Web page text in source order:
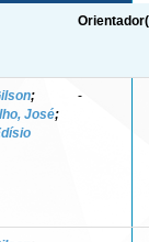
;
José;
-